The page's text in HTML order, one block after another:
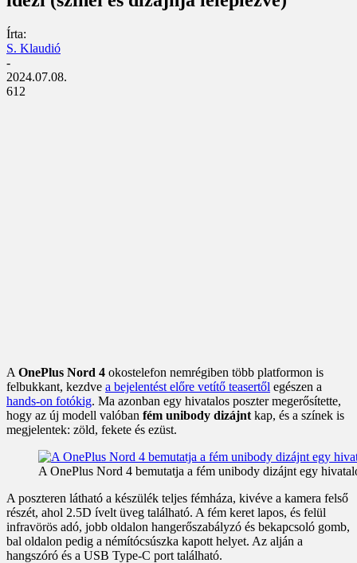
Írta:
S. Klaudió
-
2024.07.08.
612
A OnePlus Nord 4 okostelefon nemrégiben több platformon is
felbukkant, kezdve a bejelentést előre vetítő teasertől egészen a
hands-on fotókig. Ma azonban egy hivatalos poszter megerősítette,
hogy az új modell valóban fém unibody dizájnt kap, és a színek is
megjelentek: zöld, fekete és ezüst.
A OnePlus Nord 4 bemutatja a fém unibody dizájnt egy
A poszteren látható a készülék teljes fémháza, kivéve a kamera felső
részét, ahol 2.5D ívelt üveg található. A fém keret lapos, és felül
infravörös adó, jobb oldalon hangerőszabályzó és bekapcsoló gomb,
bal oldalon pedig a némítócsúszka kapott helyet. Az alján a
hangszóró és a USB Type-C port található.